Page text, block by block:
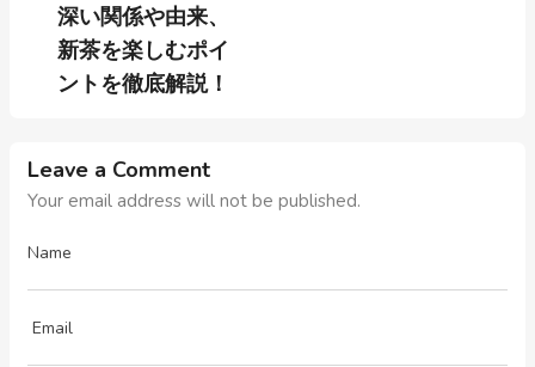
深い関係や由来、
新茶を楽しむポイ
ントを徹底解説！
Leave a Comment
Your email address will not be published.